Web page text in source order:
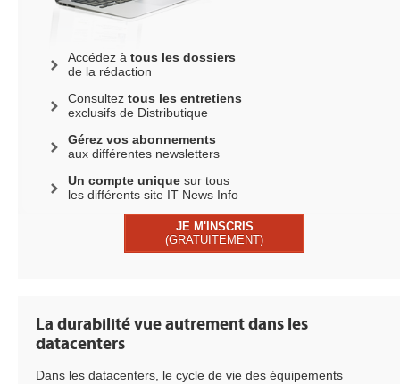
Accédez à tous les dossiers
de la rédaction
Consultez tous les entretiens
exclusifs de Distributique
Gérez vos abonnements
aux différentes newsletters
Un compte unique sur tous
les différents site IT News Info
JE M'INSCRIS
(GRATUITEMENT)
La durabilité vue autrement dans les
datacenters
Dans les datacenters, le cycle de vie des équipements